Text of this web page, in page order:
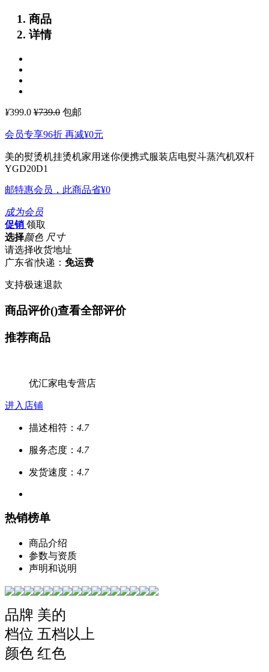
商品
详情
¥399.0 ¥739.0 包邮
会员专享96折 再减¥0元
美的熨烫机挂烫机家用迷你便携式服装店电熨斗蒸汽机双杆
YGD20D1
邮特惠会员，此商品省¥0
成为会员
促销 领取
选择颜色 尺寸
请选择收货地址
广东省|快递： 免运费
支持极速退款
商品评价()查看全部评价
推荐商品
优汇家电专营店
进入店铺
描述相符： 4.7
服务态度： 4.7
发货速度： 4.7
热销榜单
商品介绍
参数与资质
声明和说明
品牌 美的
档位 五档以上
颜色 红色